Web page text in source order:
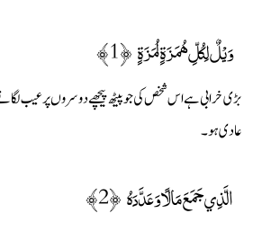
وَيْلٌ لِكُلِّ هُمَزَةٍ لُمَزَةٍ ﴿1﴾
بڑی خرابی ہے اس شخص کی جو پیٹھ پیچھے دوسروں پر عیب لگانے
عادی ہو۔
الَّذِي جَمَعَ مَالًا وَعَدَّدَهُ ﴿2﴾